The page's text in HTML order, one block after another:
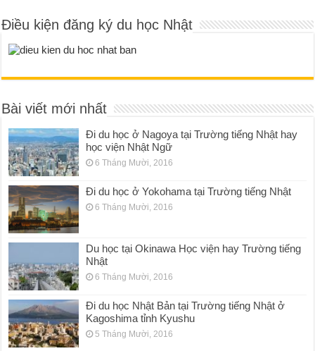
Điều kiện đăng ký du học Nhật
Bài viết mới nhất
Đi du học ở Nagoya tại Trường tiếng Nhật hay
học viện Nhật Ngữ
6 Tháng Mười, 2016
Đi du học ở Yokohama tại Trường tiếng Nhật
6 Tháng Mười, 2016
Du học tại Okinawa Học viện hay Trường tiếng
Nhật
6 Tháng Mười, 2016
Đi du học Nhật Bản tại Trường tiếng Nhật ở
Kagoshima tỉnh Kyushu
5 Tháng Mười, 2016